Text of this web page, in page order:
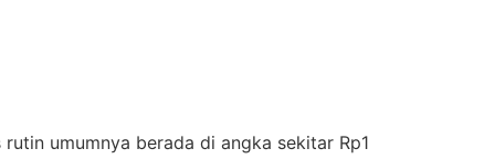
umumnya berada di angka sekitar Rp1